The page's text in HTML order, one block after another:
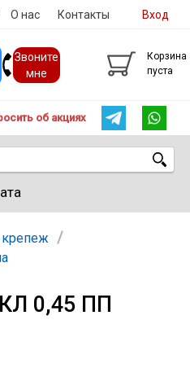
О нас Контакты Вход
Звоните
мне
Корзина
пуста
об акциях
0,45 ПП